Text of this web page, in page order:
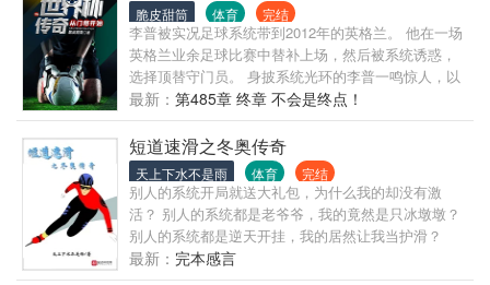
脆皮甜筒 体育 完结
李普被实况足球系统带到2012年的英格兰。 他在一场
英格兰业余足球比赛中替补上场，然后被系统诱惑，
选择顶替守门员。 身披系统光环的李普一鸣惊人，以
惊人的方式攻破对方大门。 他的表现引起了球探的注
意，并邀请到英超青年队试训。 李普一步一脚印，从
青年队脱颖而出，进入英超一线队。 他作为一个守门
员，不但牢固的守住球队的最后一道防线，更频频助
功，以不可思议的方式取得进球。 随着能力的成长，
他可以做后卫、中场、前锋，成为足球场上无所不能
的巨星！
最新： 第485章 终章 不会是终点！
短道速滑之冬奥传奇
天上下水不是雨 体育 完结
别人的系统开局就送大礼包，为什么我的却没有激
活？ 别人的系统都是老爷爷，我的竟然是只冰墩墩？
别人的系统都是逆天开挂，我的居然让我当护滑？
2022年2月4日 BJ冬奥会开幕式上，李宇昂看着来自各
国的冰雪健儿，对冰墩墩说道：“墩墩，北京冬奥会之
最新： 完本感言